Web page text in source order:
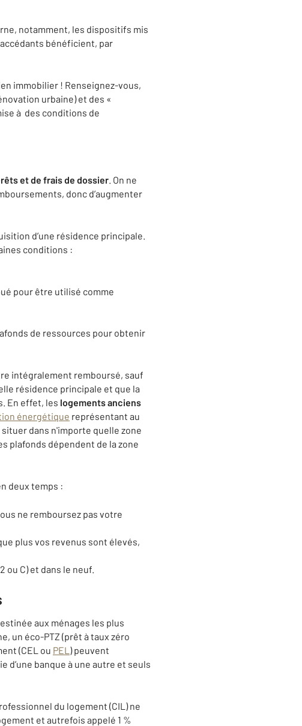
notamment, les dispositifs mis
bénéficient, par
immobilier ! Renseignez-vous,
urbaine) et des «
à des conditions de
et de frais de dossier. On ne
donc d’augmenter
d’une résidence principale.
conditions :
pour être utilisé comme
de ressources pour obtenir
intégralement remboursé, sauf
résidence principale et que la
En effet, les logements anciens
énergétique représentant au
situer dans n'importe quelle zone
plafonds dépendent de la zone
deux temps :
ne remboursez pas votre
plus vos revenus sont élevés,
ou C) et dans le neuf.
aux ménages les plus
un éco-PTZ (prêt à taux zéro
(CEL ou PEL ) peuvent
d’une banque à une autre et seuls
du logement (CIL) ne
et autrefois appelé 1 %